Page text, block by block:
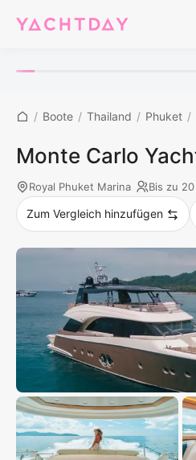
/ Boote / Thailand / Phuket /
Monte Carlo
Royal Phuket Marina Bis zu
Zum Vergleich hinzufügen